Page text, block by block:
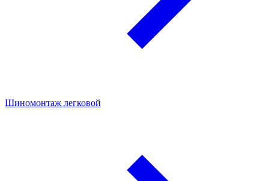
Шиномонтаж легковой